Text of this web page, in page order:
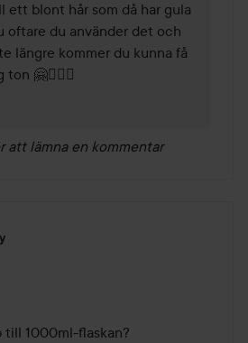
ett blont hår som då har gula
oftare du använder det och
längre kommer du kunna få
🤗💆🏼‍♀️
att lämna en kommentar
5 år
till 1000ml-flaskan?